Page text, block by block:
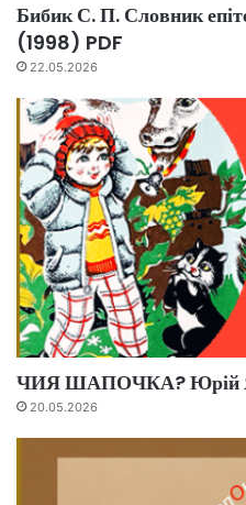
Бибик С. П. Словник
(1998) PDF
22.05.2026
ЧИЯ ШАПОЧКА? Юрій
20.05.2026